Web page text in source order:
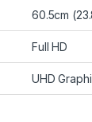
60.5cm
Full HD
UHD